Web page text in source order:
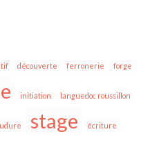
découverte ferronerie forge
initiation languedoc roussillon
stage écriture